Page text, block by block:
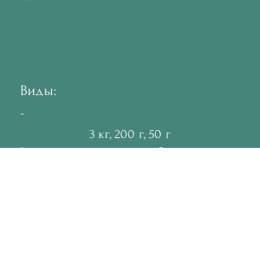
Виды:
-
3 кг, 200 г, 50 г
Срок годности: 2 года